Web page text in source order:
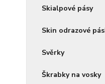
Skialpové pásy
Skin odrazové
Svěrky
Škrabky na vosky